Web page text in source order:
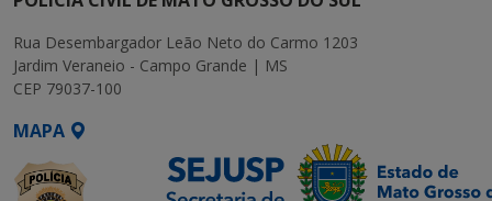
Rua Desembargador Leão Neto do Carmo 1203
Jardim Veraneio - Campo Grande | MS
CEP 79037-100
MAPA